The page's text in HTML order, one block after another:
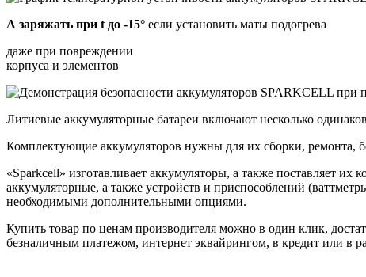
А заряжать при t до -15° если установить маты подогрева
даже при повреждении
корпуса и элементов
Литиевые аккумуляторные батареи включают несколько
Комплектующие аккумуляторов нужны для их сборки, ремонта,
«Sparkcell» изготавливает аккумуляторы, а также поставляет
аккумуляторные, а также устройств и приспособлений
необходимыми дополнительными опциями.
Купить товар по ценам производителя можно в один клик,
безналичным платежом, интернет эквайрингом, в кредит или в